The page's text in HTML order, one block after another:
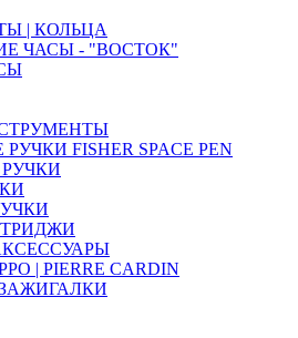
| КОЛЬЦА
ЧАСЫ - "ВОСТОК"
FISHER SPACE PEN
| PIERRE CARDIN